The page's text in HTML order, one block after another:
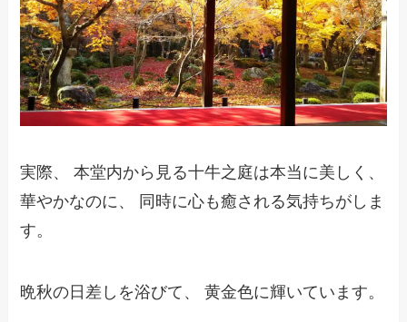
実際、 本堂内から見る十牛之庭は本当に美しく、
華やかなのに、 同時に心も癒される気持ちがしま
す。
晩秋の日差しを浴びて、 黄金色に輝いています。